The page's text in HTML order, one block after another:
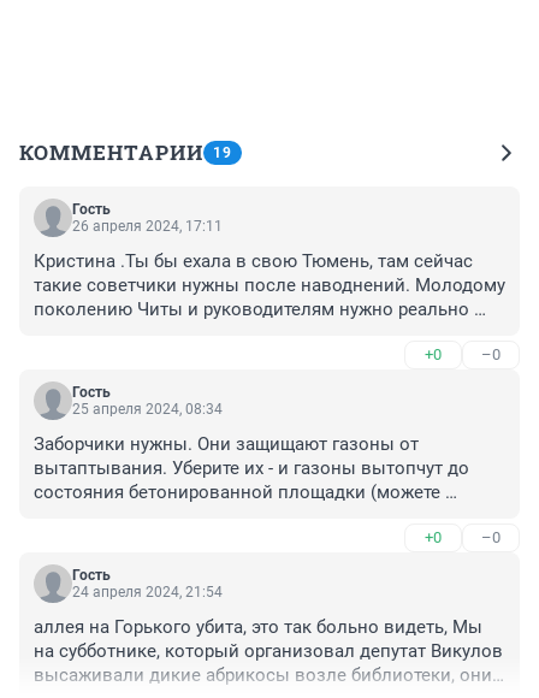
КОММЕНТАРИИ 19
Гость
26 апреля 2024, 17:11
Кристина .Ты бы ехала в свою Тюмень, там сейчас
такие советчики нужны после наводнений. Молодому
поколению Читы и руководителям нужно реально
частей дорог ,согласитесь , всё-таки помогают.
+0 –0
Гость
25 апреля 2024, 08:34
Заборчики нужны. Они защищают газоны от
вытаптывания. Уберите их - и газоны вытопчут до
состояния бетонированной площадки (можете
+0 –0
Гость
24 апреля 2024, 21:54
аллея на Горького убита, это так больно видеть, Мы
на субботнике, который организовал депутат Викулов
высаживали дикие абрикосы возле библиотеки, они